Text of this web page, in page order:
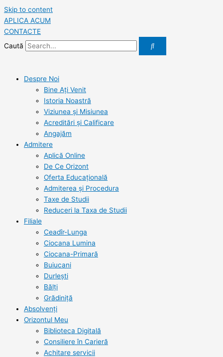
Skip to content
APLICA ACUM
CONTACTE
Caută
Despre Noi
Bine Ați Venit
Istoria Noastră
Viziunea şi Misiunea
Acreditări şi Calificare
Angajăm
Admitere
Aplică Online
De Ce Orizont
Oferta Educațională
Admiterea și Procedura
Taxe de Studii
Reduceri la Taxa de Studii
Filiale
Ceadîr-Lunga
Ciocana Lumina
Ciocana-Primară
Buiucani
Durlești
Bălți
Grădiniță
Absolvenți
Orizontul Meu
Biblioteca Digitală
Consiliere în Carieră
Achitare servicii